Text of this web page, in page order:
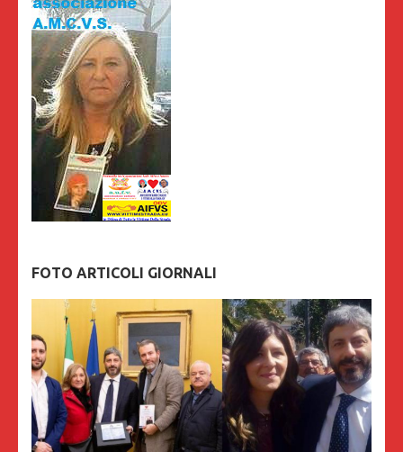
FOTO ARTICOLI GIORNALI